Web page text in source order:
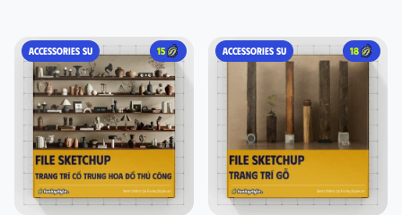
ACCESSORIES SU 15 ACCESSORIES SU 18